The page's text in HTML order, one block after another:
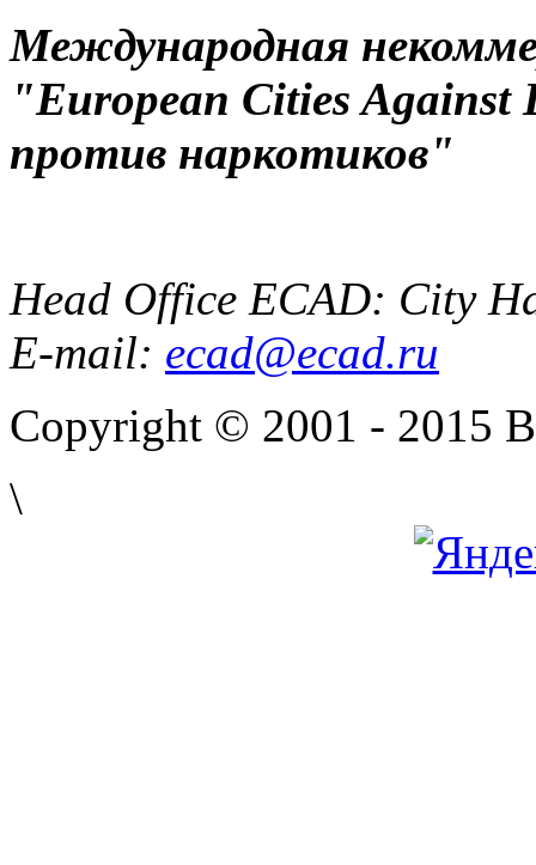
Международная
"European Cities Against
против наркотиков"
Head Office ECAD: City
E-mail: ecad@ecad.ru
Copyright © 2001 - 2015
\